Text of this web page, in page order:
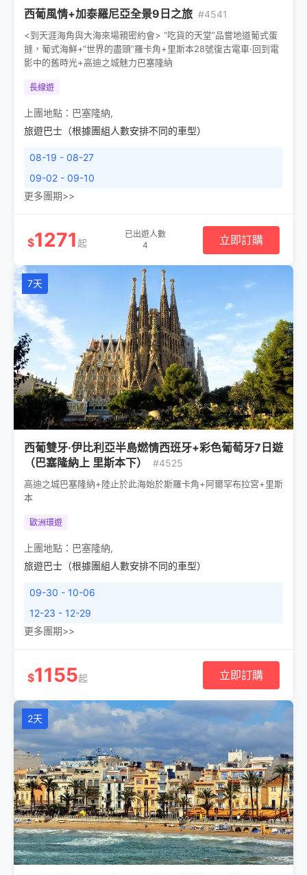
西葡風情+加泰羅尼亞全景9日之旅 #4541
<到天涯海角與大海來場親密約會> “吃貨的天堂”品嘗地道葡式蛋
撻，葡式海鮮+“世界的盡頭”羅卡角+里斯本28號復古電車·回到電
影中的舊時光+高迪之城魅力巴塞隆納
長線遊
上團地點： 巴塞隆納,
旅遊巴士（根據團組人數安排不同的車型）
08-19 - 08-27
09-02 - 09-10
更多團期>>
$1271起
已出遊人數
4
立即訂購
7天
西葡雙牙·伊比利亞半島燃情西班牙+彩色葡萄牙7日遊
（巴塞隆納上 里斯本下）
#4525
高迪之城巴塞隆納+陸止於此海始於斯羅卡角+阿爾罕布拉宮+里斯
本
歐洲環遊
上團地點： 巴塞隆納,
旅遊巴士（根據團組人數安排不同的車型）
09-30 - 10-06
12-23 - 12-29
更多團期>>
$1155起 立即訂購
2天